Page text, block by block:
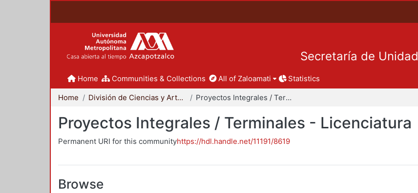
Secretaría de Unidad
Home Communities & Collections All of Zaloamati Statistics
Home División de Ciencias y Artes para el Diseño Proyectos Integrales / Terminales - Licenciatura
Proyectos Integrales / Terminales - Licenciatura
Permanent URI for this communityhttps://hdl.handle.net/11191/8619
Browse